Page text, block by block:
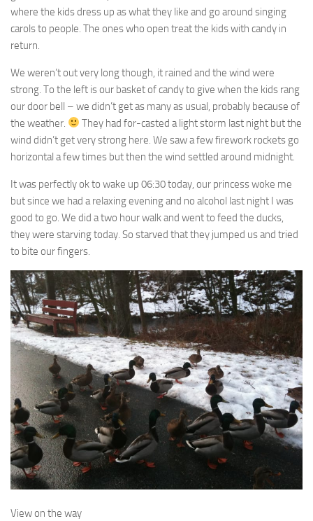
where the kids dress up as what they like and go around singing
carols to people. The ones who open treat the kids with candy in
return.
We weren’t out very long though, it rained and the wind were
strong. To the left is our basket of candy to give when the kids rang
our door bell – we didn’t get as many as usual, probably because of
the weather.
They had for-casted a light storm last night but the
wind didn’t get very strong here. We saw a few firework rockets go
horizontal a few times but then the wind settled around midnight.
It was perfectly ok to wake up 06:30 today, our princess woke me
but since we had a relaxing evening and no alcohol last night I was
good to go. We did a two hour walk and went to feed the ducks,
they were starving today. So starved that they jumped us and tried
to bite our fingers.
View on the way